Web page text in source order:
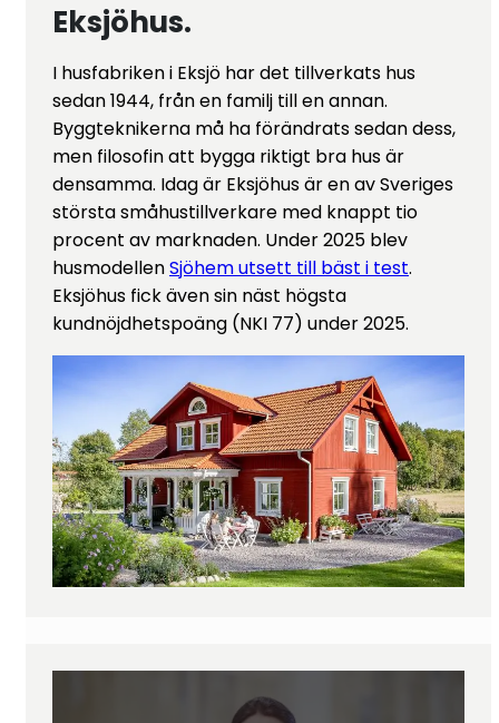
Eksjöhus.
I husfabriken i Eksjö har det tillverkats hus
sedan 1944, från en familj till en annan.
Byggteknikerna må ha förändrats sedan dess,
men filosofin att bygga riktigt bra hus är
densamma. Idag är Eksjöhus är en av Sveriges
största småhustillverkare med knappt tio
procent av marknaden. Under 2025 blev
husmodellenSjöhem utsett till bäst i test.
Eksjöhus fick även sin näst högsta
kundnöjdhetspoäng (NKI 77) under 2025.